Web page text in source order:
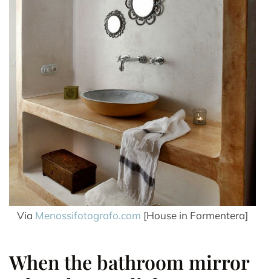
Via Menossifotografo.com [House in Formentera]
When the bathroom mirror